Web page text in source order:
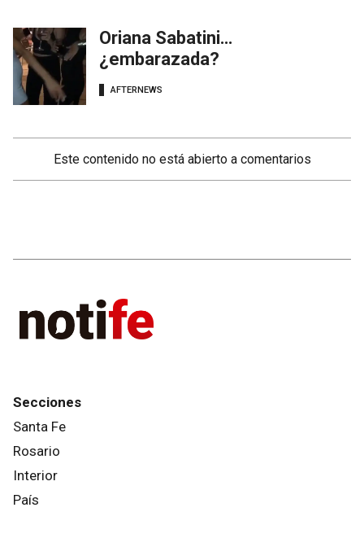
Oriana Sabatini…
¿embarazada?
AFTERNEWS
Este contenido no está abierto a comentarios
Secciones
Santa Fe
Rosario
Interior
País